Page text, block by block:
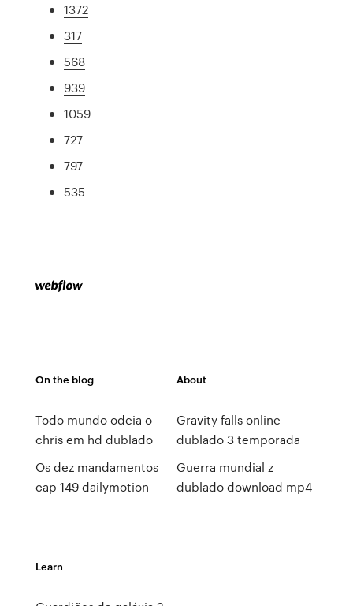
1372
317
568
939
1059
727
797
535
On the blog
Todo mundo odeia o
chris em hd dublado
Os dez mandamentos
cap 149 dailymotion
About
Gravity falls online
dublado 3 temporada
Guerra mundial z
dublado download mp4
Learn